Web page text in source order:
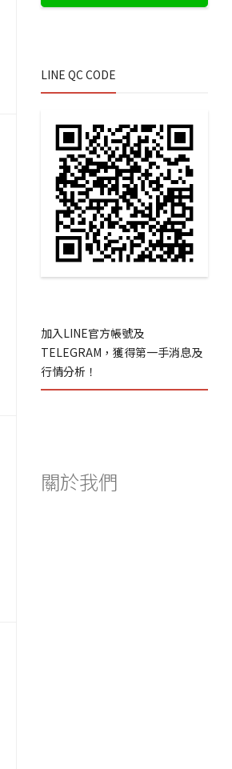
LINE QC CODE
加入LINE官方帳號及
TELEGRAM，獲得第一手消息及
行情分析！
關於我們